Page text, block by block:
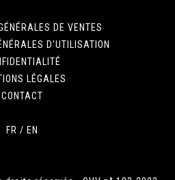
DE VENTES
D'UTILISATION
LÉGALES
CONTACT
FR / EN